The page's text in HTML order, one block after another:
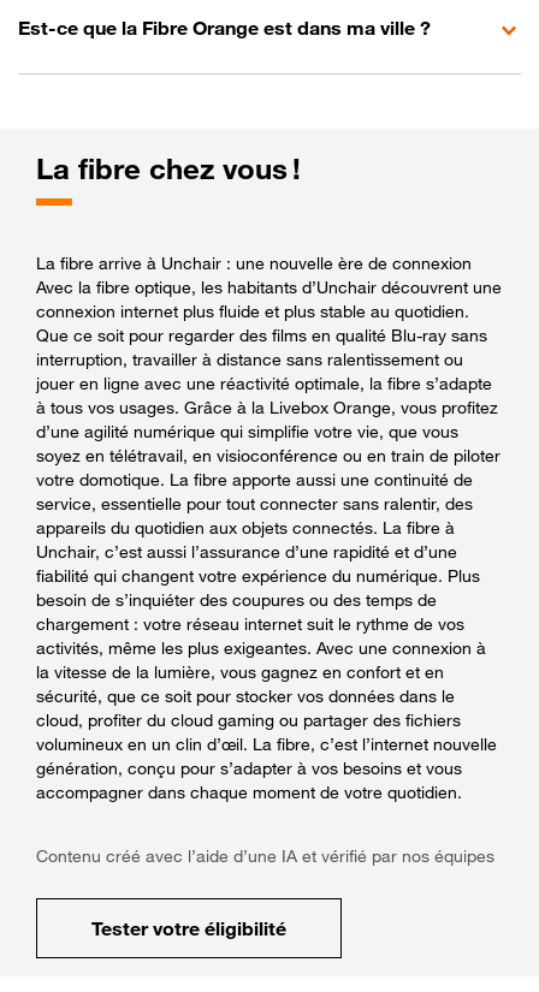
Est-ce que la Fibre Orange est dans ma ville ?
La fibre chez vous !
La fibre arrive à Unchair : une nouvelle ère de connexion
Avec la fibre optique, les habitants d’Unchair découvrent une
connexion internet plus fluide et plus stable au quotidien.
Que ce soit pour regarder des films en qualité Blu-ray sans
interruption, travailler à distance sans ralentissement ou
jouer en ligne avec une réactivité optimale, la fibre s’adapte
à tous vos usages. Grâce à la Livebox Orange, vous profitez
d’une agilité numérique qui simplifie votre vie, que vous
soyez en télétravail, en visioconférence ou en train de piloter
votre domotique. La fibre apporte aussi une continuité de
service, essentielle pour tout connecter sans ralentir, des
appareils du quotidien aux objets connectés. La fibre à
Unchair, c’est aussi l’assurance d’une rapidité et d’une
fiabilité qui changent votre expérience du numérique. Plus
besoin de s’inquiéter des coupures ou des temps de
chargement : votre réseau internet suit le rythme de vos
activités, même les plus exigeantes. Avec une connexion à
la vitesse de la lumière, vous gagnez en confort et en
sécurité, que ce soit pour stocker vos données dans le
cloud, profiter du cloud gaming ou partager des fichiers
volumineux en un clin d’œil. La fibre, c’est l’internet nouvelle
génération, conçu pour s’adapter à vos besoins et vous
accompagner dans chaque moment de votre quotidien.
Contenu créé avec l’aide d’une IA et vérifié par nos équipes
Tester votre éligibilité